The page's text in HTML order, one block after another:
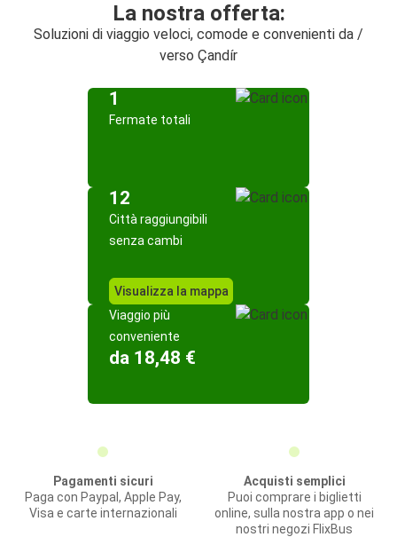
La nostra offerta:
Soluzioni di viaggio veloci, comode e convenienti da /
verso Çandír
1
Fermate totali
12
Città raggiungibili
senza cambi
Visualizza la mappa
Viaggio più
conveniente
da 18,48 €
Pagamenti sicuri
Paga con Paypal, Apple Pay,
Visa e carte internazionali
Acquisti semplici
Puoi comprare i biglietti
online, sulla nostra app o nei
nostri negozi FlixBus